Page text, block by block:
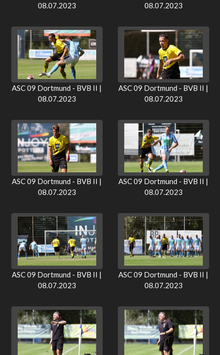
08.07.2023
08.07.2023
ASC 09 Dortmund - BVB II |
08.07.2023
ASC 09 Dortmund - BVB II |
08.07.2023
ASC 09 Dortmund - BVB II |
08.07.2023
ASC 09 Dortmund - BVB II |
08.07.2023
ASC 09 Dortmund - BVB II |
08.07.2023
ASC 09 Dortmund - BVB II |
08.07.2023